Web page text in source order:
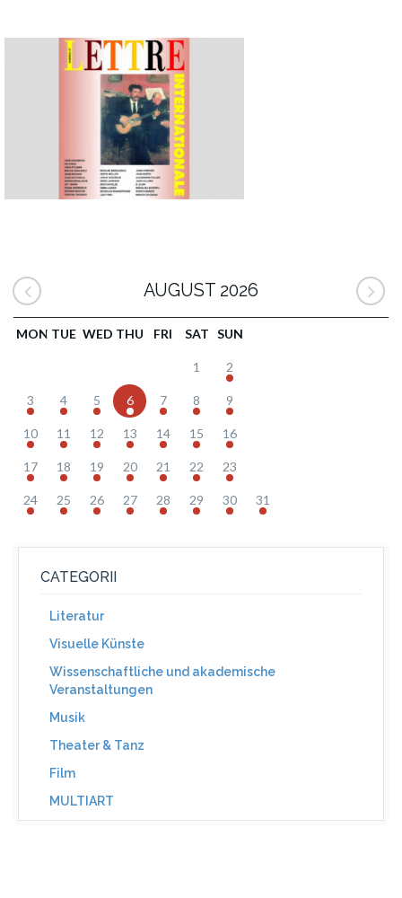
AUGUST 2026
MON TUE WED THU FRI SAT SUN
1 2
3 4 5 6 7 8 9
10 11 12 13 14 15 16
17 18 19 20 21 22 23
24 25 26 27 28 29 30 31
CATEGORII
Literatur
Visuelle Künste
Wissenschaftliche und akademische
Veranstaltungen
Musik
Theater & Tanz
Film
MULTIART